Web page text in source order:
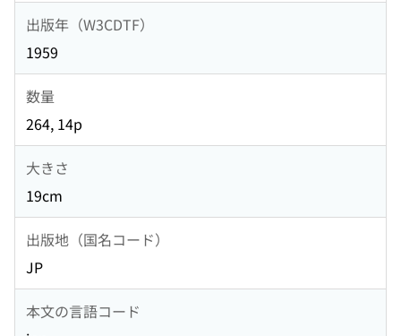
出版年（W3CDTF）
1959
数量
264, 14p
大きさ
19cm
出版地（国名コード）
JP
本文の言語コード